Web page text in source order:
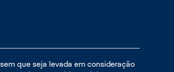
que seja levada em consideração